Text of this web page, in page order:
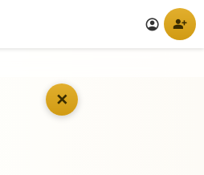
account_circle person_add
✕